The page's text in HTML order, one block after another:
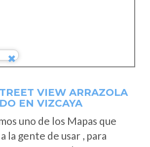
VIEW ARRAZOLA
EN VIZCAYA
uno de los Mapas que
la gente de usar , para